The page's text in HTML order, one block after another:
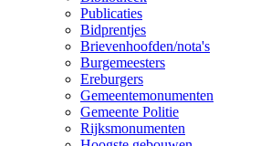
Publicaties
Bidprentjes
Brievenhoofden/nota's
Burgemeesters
Ereburgers
Gemeentemonumenten
Gemeente Politie
Rijksmonumenten